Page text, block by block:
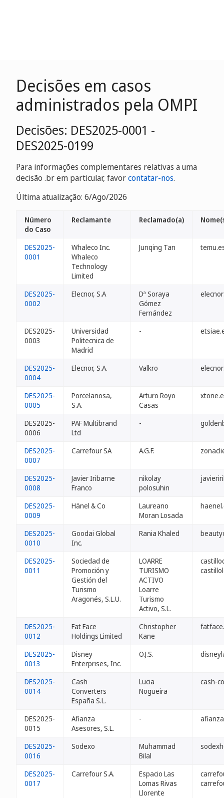
Decisões em casos
administrados pela OMPI
Decisões: DES2025-0001 -
DES2025-0199
Para informações complementares relativas a uma
decisão .br em particular, favorcontatar-nos.
Última atualização: 6/Ago/2026
Número
do Caso
Reclamante Reclamado(a)
DES2025-
0001
Whaleco Inc.
Whaleco
Technology
Limited
Junqing Tan
DES2025-
0002
Elecnor, S.A
Dª Soraya
Gómez
Fernández
DES2025-
0003
Universidad
Politecnica de
Madrid
-
DES2025-
0004
Elecnor, S.A. Valkro
DES2025-
0005
Porcelanosa,
S.A.
Arturo Royo
Casas
DES2025-
0006
PAF Multibrand
Ltd
-
DES2025-
0007
Carrefour SA A.G.F.
DES2025-
0008
Javier Iribarne
Franco
nikolay
polosuhin
DES2025-
0009
Hänel & Co
Laureano
Moran Losada
DES2025-
0010
Goodai Global
Inc.
Rania Khaled
DES2025-
0011
Sociedad de
Promoción y
Gestión del
Turismo
Aragonés, S.L.U.
LOARRE
TURISMO
ACTIVO
Loarre
Turismo
Activo, S.L.
DES2025-
0012
Fat Face
Holdings Limited
Christopher
Kane
DES2025-
0013
Disney
Enterprises, Inc.
O.J.S.
DES2025-
0014
Cash
Converters
España S.L.
Lucia
Nogueira
cash-
DES2025-
0015
Afianza
Asesores, S.L.
-
DES2025-
0016
Sodexo
Muhammad
Bilal
DES2025-
0017
Carrefour S.A.
Espacio Las
Lomas Rivas
Llorente